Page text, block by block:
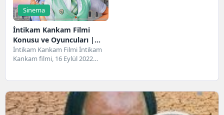
Sinema
İntikam Kankam Filmi
Konusu ve Oyuncuları |
Netflix
İntikam Kankam Filmi İntikam
Kankam filmi, 16 Eylül 2022